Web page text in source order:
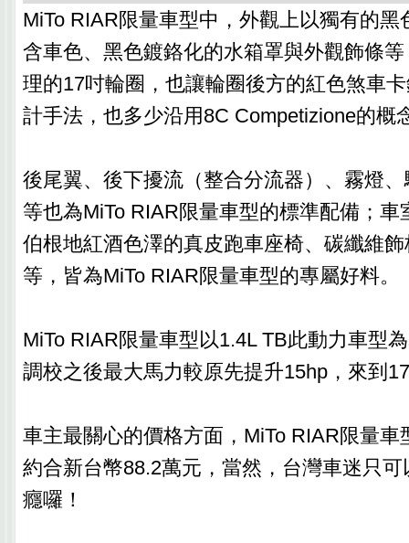
MiTo RIAR限量車型中，外觀上以獨有的黑
含車色、黑色鍍鉻化的水箱罩與外觀飾條
理的17吋輪圈，也讓輪圈後方的紅色煞車
計手法，也多少沿用8C Competizione的概
後尾翼、後下擾流（整合分流器）、霧燈
等也為MiTo RIAR限量車型的標準配備；車
伯根地紅酒色澤的真皮跑車座椅、碳纖維
等，皆為MiTo RIAR限量車型的專屬好料。
MiTo RIAR限量車型以1.4L TB此動力車型
調校之後最大馬力較原先提升15hp，來到
車主最關心的價格方面，MiTo RIAR限量車
約合新台幣88.2萬元，當然，台灣車迷只
癮囉！